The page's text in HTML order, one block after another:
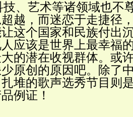
、艺术等诸领域也不
越，而迷恋于走捷径
这个国家和民族付出
应该是世界上最幸福
的潜在收视群体。或
原创的原因吧。除了
堆的歌声选秀节目则
例证！